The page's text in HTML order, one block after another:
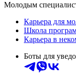
Молодым
Карьера для
Школа
Карьера в
Боты для